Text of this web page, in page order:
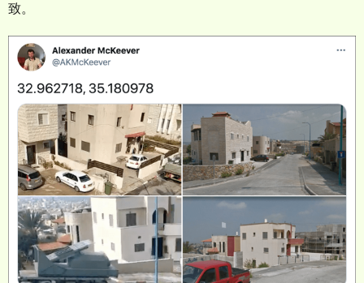
致。